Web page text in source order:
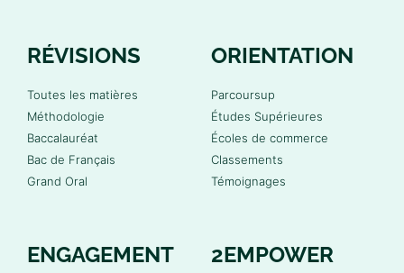
RÉVISIONS
Toutes les matières
Méthodologie
Baccalauréat
Bac de Français
Grand Oral
ORIENTATION
Parcoursup
Études Supérieures
Écoles de commerce
Classements
Témoignages
ENGAGEMENT 2EMPOWER